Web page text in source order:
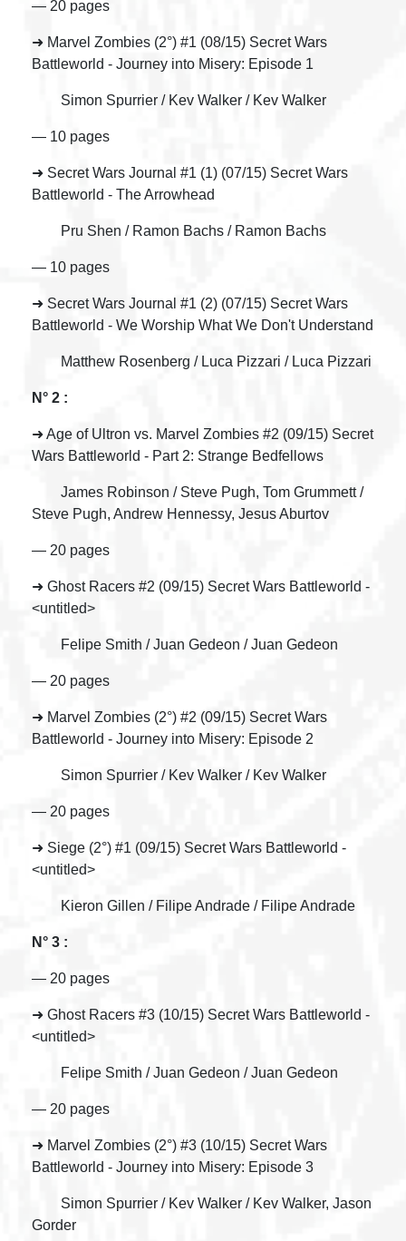
— 20 pages
➜ Marvel Zombies (2°) #1 (08/15) Secret Wars
Battleworld - Journey into Misery: Episode 1
Simon Spurrier / Kev Walker / Kev Walker
— 10 pages
➜ Secret Wars Journal #1 (1) (07/15) Secret Wars
Battleworld - The Arrowhead
Pru Shen / Ramon Bachs / Ramon Bachs
— 10 pages
➜ Secret Wars Journal #1 (2) (07/15) Secret Wars
Battleworld - We Worship What We Don't Understand
Matthew Rosenberg / Luca Pizzari / Luca Pizzari
N° 2 :
➜ Age of Ultron vs. Marvel Zombies #2 (09/15) Secret
Wars Battleworld - Part 2: Strange Bedfellows
James Robinson / Steve Pugh, Tom Grummett /
Steve Pugh, Andrew Hennessy, Jesus Aburtov
— 20 pages
➜ Ghost Racers #2 (09/15) Secret Wars Battleworld -
<untitled>
Felipe Smith / Juan Gedeon / Juan Gedeon
— 20 pages
➜ Marvel Zombies (2°) #2 (09/15) Secret Wars
Battleworld - Journey into Misery: Episode 2
Simon Spurrier / Kev Walker / Kev Walker
— 20 pages
➜ Siege (2°) #1 (09/15) Secret Wars Battleworld -
<untitled>
Kieron Gillen / Filipe Andrade / Filipe Andrade
N° 3 :
— 20 pages
➜ Ghost Racers #3 (10/15) Secret Wars Battleworld -
<untitled>
Felipe Smith / Juan Gedeon / Juan Gedeon
— 20 pages
➜ Marvel Zombies (2°) #3 (10/15) Secret Wars
Battleworld - Journey into Misery: Episode 3
Simon Spurrier / Kev Walker / Kev Walker, Jason
Gorder